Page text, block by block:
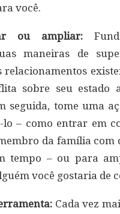
você.
ou ampliar:
maneiras de
relacionamentos
sobre seu estado
seguida, tome uma
lo – como entrar em
da família com
tempo – ou para
você gostaria de
Cada vez